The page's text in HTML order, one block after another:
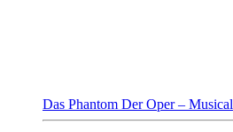
Das Phantom Der Oper – Musical